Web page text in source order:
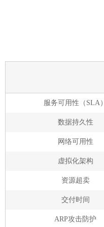
服务可用性（SLA）
数据持久性
网络可用性
虚拟化架构
资源超卖
交付时间
ARP攻击防护